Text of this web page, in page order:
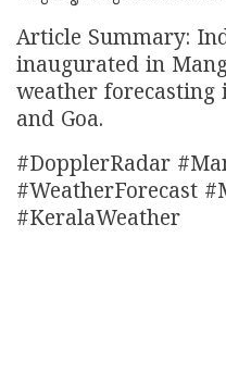
Article Summary:
inaugurated in
weather forecasting
and Goa.
#DopplerRadar
#WeatherForecast
#KeralaWeather